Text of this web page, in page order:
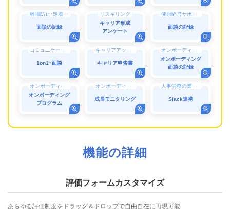
離職防止・定着率向上
面談の記録
リスキリング
キャリア形成
アンケート
健康経営サポート・働き方改革
面談の記録
コミュニケーション
1on1・面談
キャリアアップ（支援）
キャリア申告書
オンボーディング
オンボーディング
面談の記録
オンボーディング
オンボーディング
プログラム
オンボーディング
成長モニタリング
人事労務の業務効率化（DX）
Slack連携
機能の詳細
評価フォームカスタマイズ
あらゆる評価制度をドラッグ＆ドロップで自由自在に再現可能